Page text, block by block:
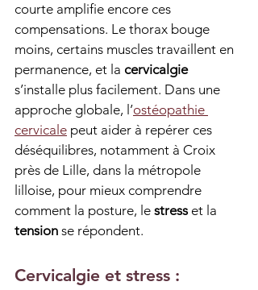
courte amplifie encore ces
compensations. Le thorax bouge
moins, certains muscles travaillent en
permanence, et la cervicalgie
s’installe plus facilement. Dans une
approche globale, l’ostéopathie
cervicale peut aider à repérer ces
déséquilibres, notamment à Croix
près de Lille, dans la métropole
lilloise, pour mieux comprendre
comment la posture, le stress et la
tension se répondent.
Cervicalgie et stress :